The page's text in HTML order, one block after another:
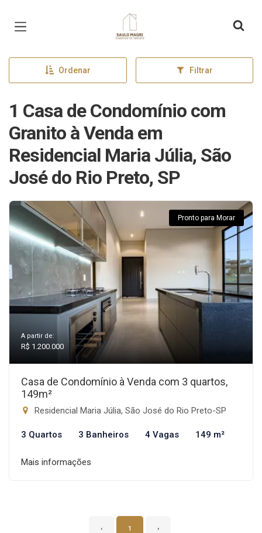
Página inicial
Ordenar Filtrar
1 Casa de Condomínio com
Granito à Venda em
Residencial Maria Júlia, São
José do Rio Preto, SP
Pronto para Morar
A partir de:
R$ 1.200.000
Casa de Condomínio à Venda com 3 quartos,
149m²
Residencial Maria Júlia, São José do Rio Preto-SP
3 Quartos 3 Banheiros 4 Vagas 149 m²
Mais informações
‹ 1 ›